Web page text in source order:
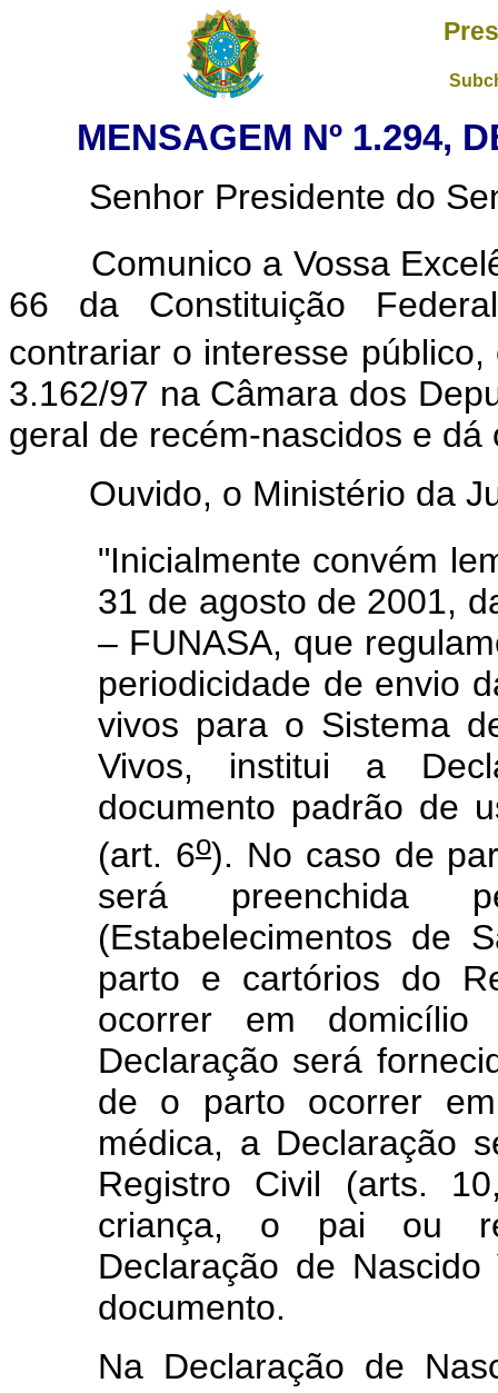
MENSAGEM Nº 1.294,
Senhor Presidente do
Comunico a Vossa
66 da Constituição
contrariar o interesse
3.162/97 na Câmara dos
geral de recém-nascidos e dá
Ouvido, o Ministério da
"Inicialmente convém
31 de agosto de 2001,
– FUNASA, que
periodicidade de envio
vivos para o Sistema
Vivos, institui a
documento padrão de
(art. 6o). No caso de
será preenchida
(Estabelecimentos de
parto e cartórios do
ocorrer em domicílio
Declaração será
de o parto ocorrer
médica, a Declaração
Registro Civil (arts.
criança, o pai ou
Declaração de
documento.
Na Declaração de